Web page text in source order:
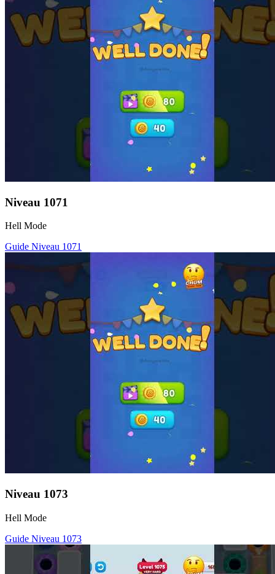
Niveau 1071
Hell Mode
Guide Niveau 1071
Niveau 1073
Hell Mode
Guide Niveau 1073